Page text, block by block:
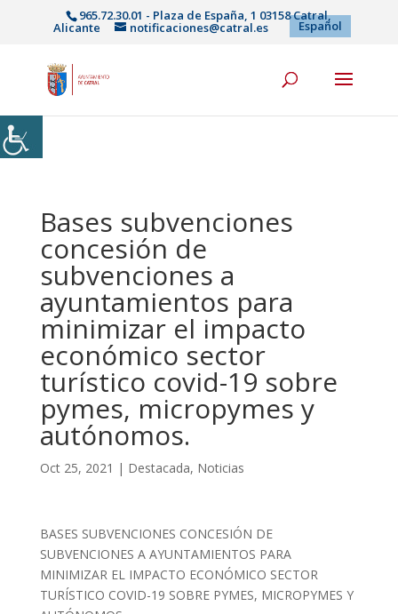
965.72.30.01 - Plaza de España, 1 03158 Catral,
Alicante notificaciones@catral.es Español
Bases subvenciones
concesión de
subvenciones a
ayuntamientos para
minimizar el impacto
económico sector
turístico covid-19 sobre
pymes, micropymes y
autónomos.
Oct 25, 2021 | Destacada, Noticias
BASES SUBVENCIONES CONCESIÓN DE
SUBVENCIONES A AYUNTAMIENTOS PARA
MINIMIZAR EL IMPACTO ECONÓMICO SECTOR
TURÍSTICO COVID-19 SOBRE PYMES, MICROPYMES Y